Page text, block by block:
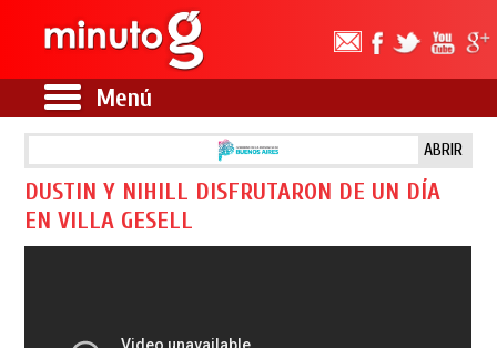
Menú
ABRIR
DUSTIN Y NIHILL DISFRUTARON DE UN DÍA
EN VILLA GESELL